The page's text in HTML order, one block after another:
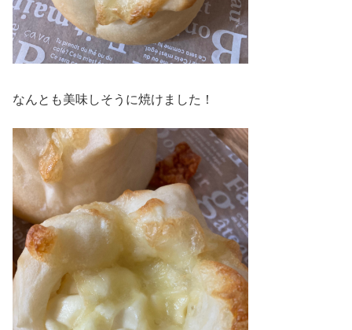
なんとも美味しそうに焼けました！